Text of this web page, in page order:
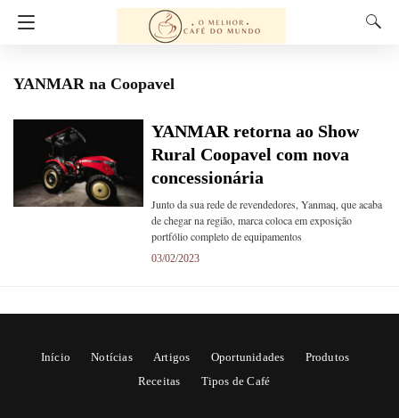
YANMAR na Coopavel
YANMAR retorna ao Show
Rural Coopavel com nova
concessionária
Junto da sua rede de revendedores, Yanmaq, que acaba
de chegar na região, marca coloca em exposição
portfólio completo de equipamentos
03/02/2023
Início Notícias Artigos Oportunidades
Produtos
Receitas
Tipos de Café